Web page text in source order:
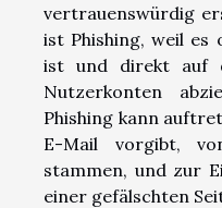
vertrauenswürdig
ist Phishing, weil
ist und direkt auf
Nutzerkonten
Phishing kann
E-Mail vorgibt,
stammen, und zur
einer gefälschten